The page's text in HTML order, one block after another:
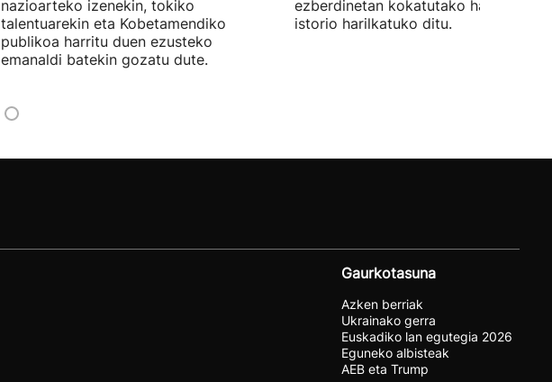
nazioarteko izenekin, tokiko
talentuarekin eta Kobetamendiko
publikoa harritu duen ezusteko
emanaldi batekin gozatu dute.
ezberdinetan kokatutako hainbat
istorio harilkatuko ditu.
Gaurkotasuna
Azken berriak
Ukrainako gerra
Euskadiko lan egutegia 2026
Eguneko albisteak
AEB eta Trump